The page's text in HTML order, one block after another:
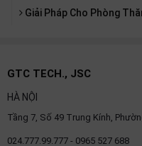
Giải Pháp Cho Phòng
GTC TECH., JSC
HÀ NỘI
Tầng 7, Số 49 Trung Kính,
024.777.99.777 - 0965 527 688